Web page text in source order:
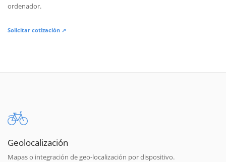
ordenador.
Solicitar cotización ↗
Geolocalización
Mapas o integración de geo-localización por dispositivo.